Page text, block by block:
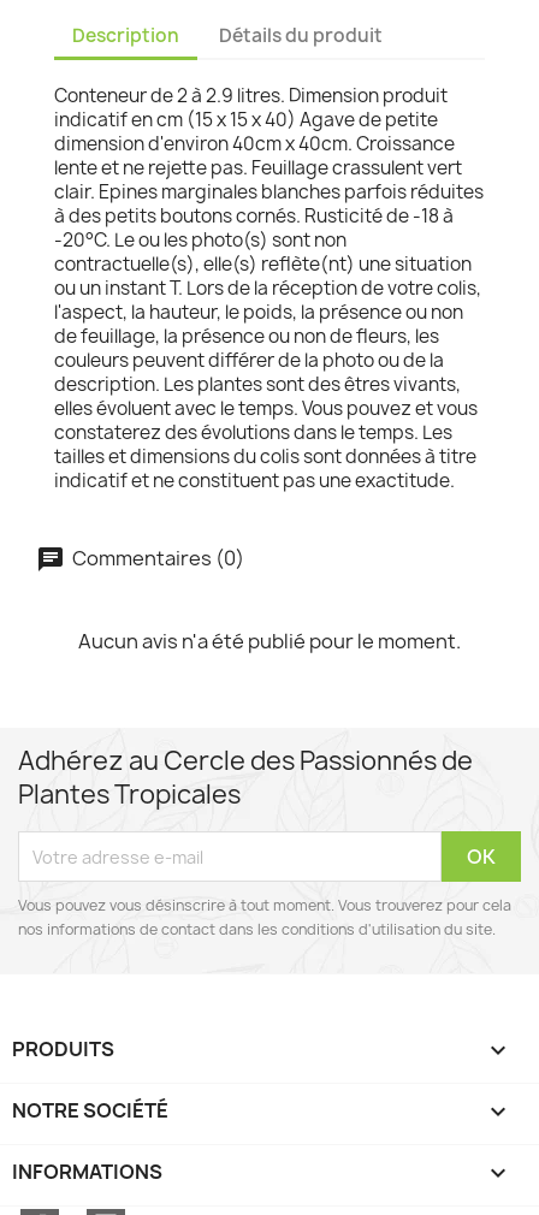
Description Détails du produit
Conteneur de 2 à 2.9 litres. Dimension produit
indicatif en cm (15 x 15 x 40) Agave de petite
dimension d'environ 40cm x 40cm. Croissance
lente et ne rejette pas. Feuillage crassulent vert
clair. Epines marginales blanches parfois réduites
à des petits boutons cornés. Rusticité de -18 à
-20°C. Le ou les photo(s) sont non
contractuelle(s), elle(s) reflète(nt) une situation
ou un instant T. Lors de la réception de votre colis,
l'aspect, la hauteur, le poids, la présence ou non
de feuillage, la présence ou non de fleurs, les
couleurs peuvent différer de la photo ou de la
description. Les plantes sont des êtres vivants,
elles évoluent avec le temps. Vous pouvez et vous
constaterez des évolutions dans le temps. Les
tailles et dimensions du colis sont données à titre
indicatif et ne constituent pas une exactitude.
Commentaires (0)
Aucun avis n'a été publié pour le moment.
Adhérez au Cercle des Passionnés de
Plantes Tropicales
Vous pouvez vous désinscrire à tout moment. Vous trouverez pour cela
nos informations de contact dans les conditions d'utilisation du site.
PRODUITS 
NOTRE SOCIÉTÉ 
INFORMATIONS keyboard_arrow_down